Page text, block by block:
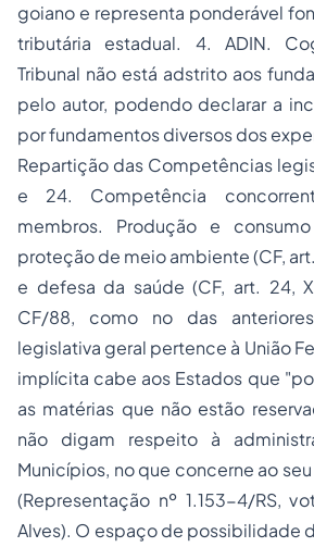
goiano e representa ponderável
tributária estadual. 4. ADIN.
Tribunal não está adstrito aos
pelo autor, podendo declarar a
por fundamentos diversos dos
Repartição das Competências
e 24. Competência
membros. Produção e
proteção de meio ambiente (CF,
e defesa da saúde (CF, art. 24,
CF/88, como no das
legislativa geral pertence à União
implícita cabe aos Estados que
as matérias que não estão
não digam respeito à
Municípios, no que concerne ao
(Representação nº 1.153-4/RS,
Alves). O espaço de possibilidade